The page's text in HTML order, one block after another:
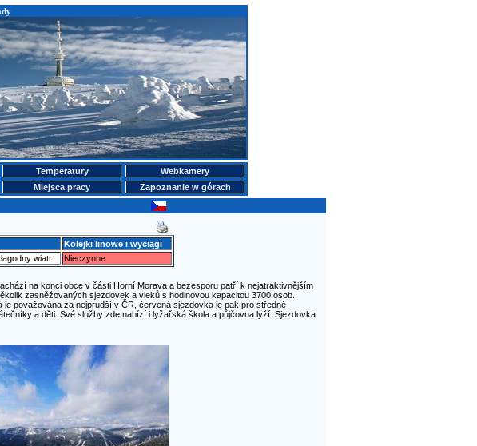
Temperatury
Webkamery
Miejsca pracy
Zapoznanie w górach
Kolejki linowe i wyciągi
wiatr Nieczynne
na konci obce v části Horní Morava a bezesporu patří k nejatraktivnějším
zasněžovaných sjezdovek a vleků s hodinovou kapacitou 3700 osob.
považována za nejprudší v ČR, červená sjezdovka je pak pro středně
a děti. Své služby zde nabízí i lyžařská škola a půjčovna lyží. Sjezdovka